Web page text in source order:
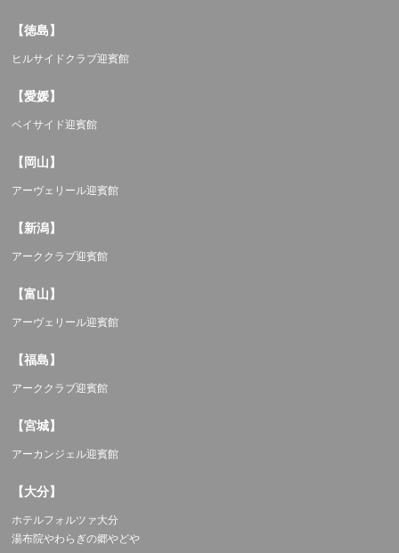
【徳島】
ヒルサイドクラブ迎賓館
【愛媛】
ベイサイド迎賓館
【岡山】
アーヴェリール迎賓館
【新潟】
アーククラブ迎賓館
【富山】
アーヴェリール迎賓館
【福島】
アーククラブ迎賓館
【宮城】
アーカンジェル迎賓館
【大分】
ホテルフォルツァ大分
湯布院やわらぎの郷やどや